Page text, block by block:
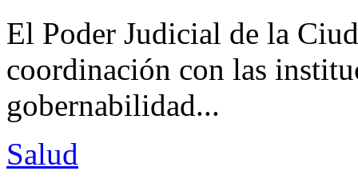
El Poder Judicial de la
coordinación con las
gobernabilidad...
Salud